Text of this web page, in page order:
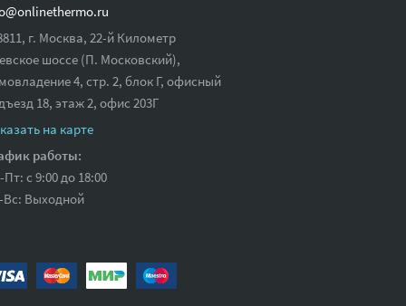
г. Москва, 22-й Километр
шоссе (П. Московский),
4, стр. 2, блок Г, офисный
18,этаж 2, офис 203Г
на карте
работы:
с 9:00 до 18:00
Вс: Выходной